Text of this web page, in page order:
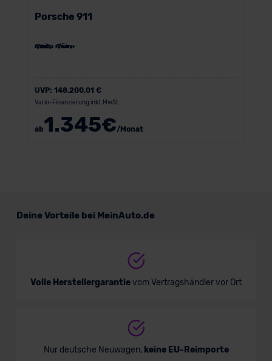
Porsche 911
UVP: 148.200,01 €
Vario-Finanzierung inkl. MwSt.
ab1.345€/Monat
Deine Vorteile bei MeinAuto.de
Volle Herstellergarantievom Vertragshändler vor Ort
Nur deutsche Neuwagen, keine EU-Reimporte